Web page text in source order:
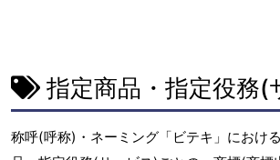
指定商品・指定役務(
称呼(呼称)・ネーミング「ビテキ」におけ